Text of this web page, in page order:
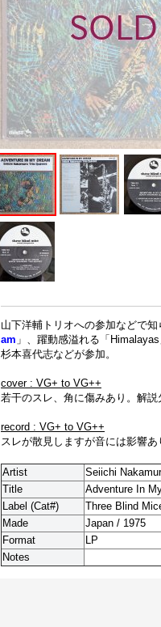
山下洋輔トリオへの参加などで
am 」、躍動感溢れる「
杉本喜代志などが参加。
cover : VG+ to VG++
若干のスレ、角に傷みあり。解説
record : VG+ to VG++
スレが散見しますが音には影響あ
Artist
Seiichi
Title
Adventure In
Label (Cat#)
Three Blind
Made
Japan / 1975
Format
LP
Notes